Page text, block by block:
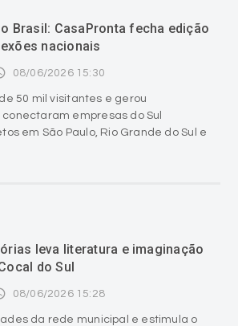
Brasil: CasaPronta fecha edição
nacionais
08/06/2026 15:30
50 mil visitantes e gerou
empresas do Sul
em São Paulo, Rio Grande do Sul e
leva literatura e imaginação
do Sul
08/06/2026 15:28
da rede municipal e estimula o